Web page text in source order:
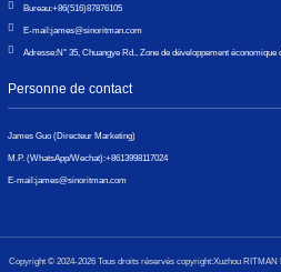
Bureau:+86(516)87876105
E-mail:james@sinoritman.com
Adresse:N° 35, Chuangye Rd., Zone de développement
Personne de contact
James Guo (Directeur Marketing)
M.P. (WhatsApp/Wechat):+8613998117024
E-mail:james@sinoritman.com
Copyright © 2024-2026 Tous droits réservés copyright:Xuzhou RITMAN